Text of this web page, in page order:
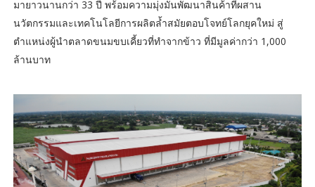
มายาวนานกว่า 33 ปี พร้อมความมุ่งมั่นพัฒนาสินค้าที่ผสาน
นวัตกรรมและเทคโนโลยีการผลิตล้ำสมัยตอบโจทย์โลกยุคใหม่ สู่
ตำแหน่งผู้นำตลาดขนมขบเคี้ยวที่ทำจากข้าว ที่มีมูลค่ากว่า 1,000
ล้านบาท